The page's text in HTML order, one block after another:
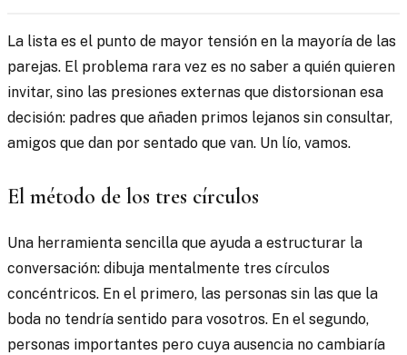
La lista es el punto de mayor tensión en la mayoría de las
parejas. El problema rara vez es no saber a quién quieren
invitar, sino las presiones externas que distorsionan esa
decisión: padres que añaden primos lejanos sin consultar,
amigos que dan por sentado que van. Un lío, vamos.
El método de los tres círculos
Una herramienta sencilla que ayuda a estructurar la
conversación: dibuja mentalmente tres círculos
concéntricos. En el primero, las personas sin las que la
boda no tendría sentido para vosotros. En el segundo,
personas importantes pero cuya ausencia no cambiaría